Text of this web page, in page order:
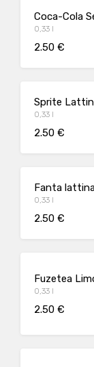
Coca-Cola
0,33 l
2.50 €
Sprite
0,33 l
2.50 €
Fanta
0,33 l
2.50 €
Fuzetea
0,33 l
2.50 €